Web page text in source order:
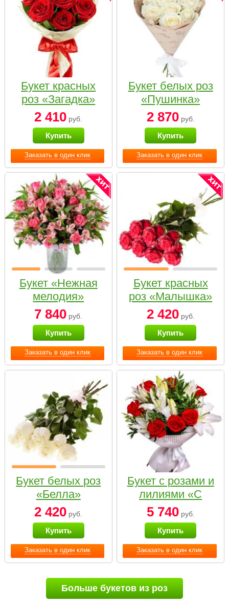
Заказать в один клик
Букет красных
роз «Загадка»
2 410 руб.
Купить
Заказать в один клик
Букет белых роз
«Пушинка»
2 870руб.
Купить
Заказать в один клик
Букет «Нежная
мелодия»
7 840 руб.
Купить
Заказать в один клик
Букет красных
роз «Малышка»
2 420руб.
Купить
Заказать в один клик
Букет белых роз
«Белла»
2 420 руб.
Купить
Заказать в один клик
Букет с розами и
лилиями «С
наилучшими
пожеланиями»
5 740руб.
Купить
Больше букетов из роз